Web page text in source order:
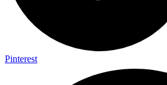
Pinterest